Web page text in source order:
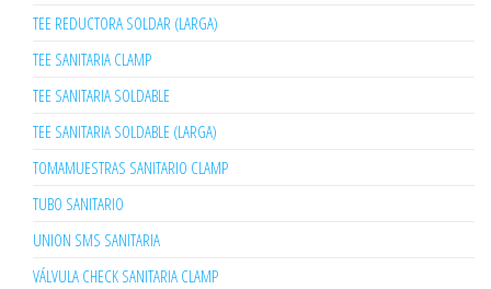
TEE REDUCTORA SOLDAR (LARGA)
TEE SANITARIA CLAMP
TEE SANITARIA SOLDABLE
TEE SANITARIA SOLDABLE (LARGA)
TOMAMUESTRAS SANITARIO CLAMP
TUBO SANITARIO
UNION SMS SANITARIA
VÁLVULA CHECK SANITARIA CLAMP